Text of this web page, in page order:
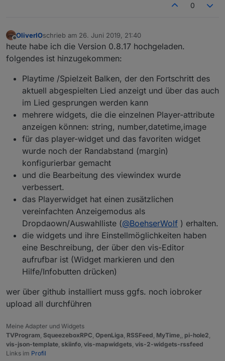
0
Offline
OliverIOschrieb am 26. Juni 2019, 21:40
zuletzt editiert von
heute habe ich die Version 0.8.17 hochgeladen.
folgendes ist hinzugekommen:
Playtime /Spielzeit Balken, der den Fortschritt des
aktuell abgespielten Lied anzeigt und über das auch
im Lied gesprungen werden kann
mehrere widgets, die die einzelnen Player-attribute
anzeigen können: string, number,datetime,image
für das player-widget und das favoriten widget
wurde noch der Randabstand (margin)
konfigurierbar gemacht
und die Bearbeitung des viewindex wurde
verbessert.
das Playerwidget hat einen zusätzlichen
vereinfachten Anzeigemodus als
Dropdaown/Auswahlliste (@BoehserWolf ) erhalten.
die widgets und ihre Einstellmöglichkeiten haben
eine Beschreibung, der über den vis-Editor
aufrufbar ist (Widget markieren und den
Hilfe/Infobutten drücken)
wer über github installiert muss ggfs. noch iobroker
upload all durchführen
Meine Adapter und Widgets
TVProgram, SqueezeboxRPC, OpenLiga, RSSFeed, MyTime,, pi-hole2,
vis-json-template, skiinfo, vis-mapwidgets, vis-2-widgets-rssfeed
Links im Profil